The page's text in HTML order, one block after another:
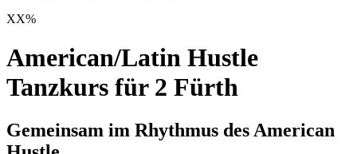
XX%
American/Latin Hustle
Tanzkurs für 2 Fürth
Gemeinsam im Rhythmus des American